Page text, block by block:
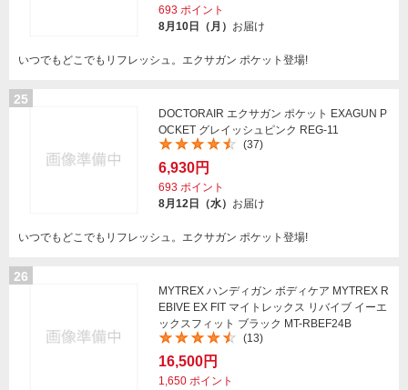
693 ポイント
8月10日（月） お届け
いつでもどこでもリフレッシュ。エクサガン ポケット登場!
25
DOCTORAIR エクサガン ポケット EXAGUN P
OCKET グレイッシュピンク REG-11
(37)
6,930円
693 ポイント
8月12日（水） お届け
いつでもどこでもリフレッシュ。エクサガン ポケット登場!
26
MYTREX ハンディガン ボディケア MYTREX R
EBIVE EX FIT マイトレックス リバイブ イーエ
ックスフィット ブラック MT-RBEF24B
(13)
16,500円
1,650 ポイント